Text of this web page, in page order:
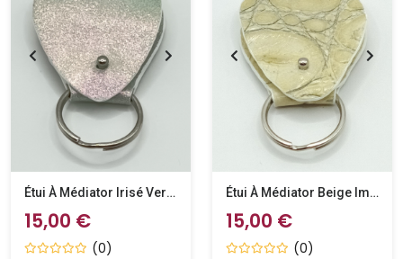
Étui À Médiator Irisé Vert D’eau
15,00 €
(0)
Étui À Médiator Beige Imitation Crocodile
15,00 €
(0)